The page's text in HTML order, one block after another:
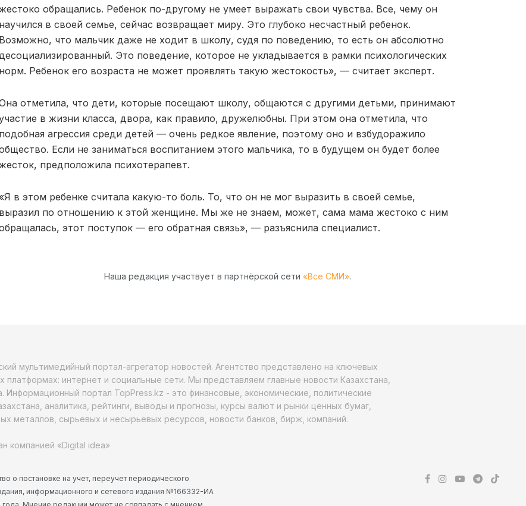
обращались. Ребенок по-другому не умеет выражать свои чувства. Все, чему он
научился в своей семье, сейчас возвращает миру. Это глубоко несчастный ребенок.
Возможно, что мальчик даже не ходит в школу, судя по поведению, то есть он абсолютно
десоциализированный. Это поведение, которое не укладывается в рамки психологических
норм. Ребенок его возраста не может проявлять такую жестокость», — считает эксперт.
отметила, что дети, которые посещают школу, общаются с другими детьми, принимают
в жизни класса, двора, как правило, дружелюбны. При этом она отметила, что
подобная агрессия среди детей — очень редкое явление, поэтому оно и взбудоражило
Если не заниматься воспитанием этого мальчика, то в будущем он будет более
предположила психотерапевт.
«Я в этом ребенке считала какую-то боль. То, что он не мог выразить в своей семье,
выразил по отношению к этой женщине. Мы же не знаем, может, сама мама жестоко с ним
этот поступок — его обратная связь», — разъяснила специалист.
Наша редакция участвует в партнёрской сети «Все СМИ».
мультимедийный портал-агрегатор новостей. Агентство представлено на ключевых
платформах: интернет и социальные сети. Мы представляем главные новости Казахстана,
Информационный портал TopPress.kz - это финансовые, экономические, политические
аналитика, рейтинги, выводы и прогнозы, курсы валют и рынки ценных бумаг,
металлов, сырьевых и несырьевых ресурсов, новости банков, бирж, компаний.
компанией «Digital idea»
о постановке на учет, переучет периодического
информационного и сетевого издания №166332-ИА